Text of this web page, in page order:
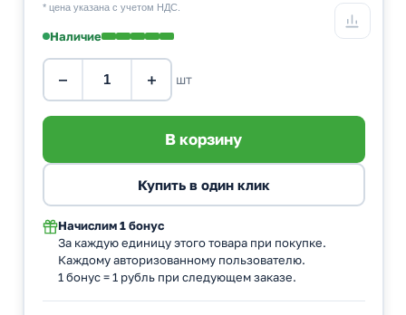
* цена указана с учетом НДС.
Наличие
− + шт
Начислим 1 бонус
За каждую единицу этого товара при покупке.
Каждому авторизованному пользователю.
1 бонус = 1 рубль при следующем заказе.